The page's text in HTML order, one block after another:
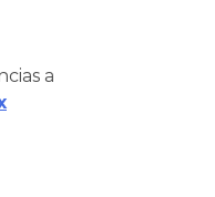
a